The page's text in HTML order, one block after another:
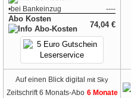
•bei Bankeinzug ----
Abo Kosten
74,04 €
Auf einen Blick digital mit Sky
Zeitschrift 6 Monats-Abo 6 Monate